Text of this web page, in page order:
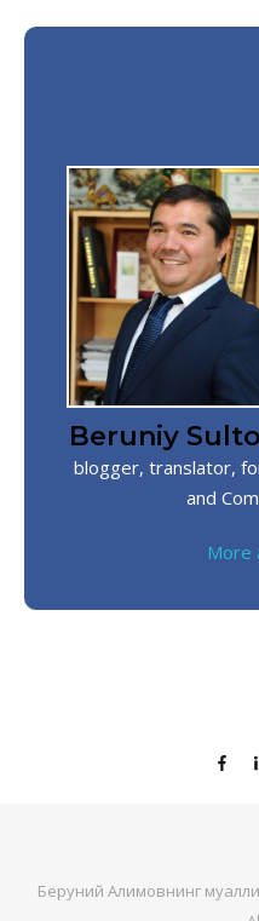
Beruniy
blogger, translator,
and
More
Беруний Алимовнинг